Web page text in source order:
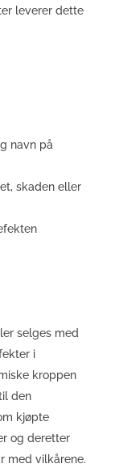
leverer dette
navn på
skaden eller
selges med
i
kroppen
den
kjøpte
og deretter
med vilkårene.